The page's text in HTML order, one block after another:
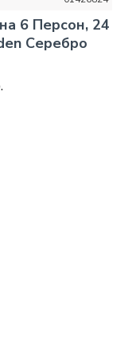
6 Персон, 24
Серебро